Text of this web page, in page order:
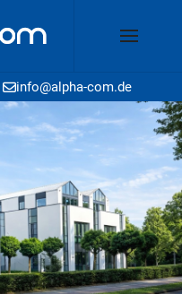
info@alpha-com.de